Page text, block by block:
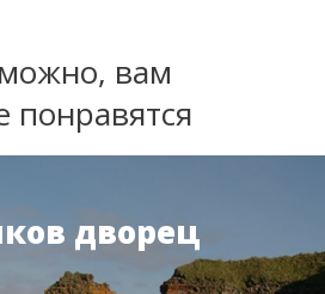
вам
понравятся
дворец